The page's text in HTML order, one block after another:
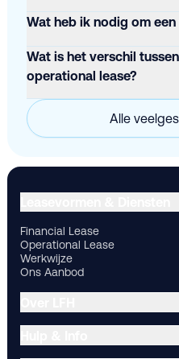
Wat heb ik nodig om
Wat is het verschil
operational lease?
Alle
Financial Lease
Operational Lease
Werkwijze
Ons Aanbod